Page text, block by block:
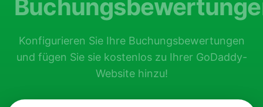
Konfigurieren Sie Ihre Buchungsbewertungen
und fügen Sie sie kostenlos zu Ihrer GoDaddy-
Website hinzu!